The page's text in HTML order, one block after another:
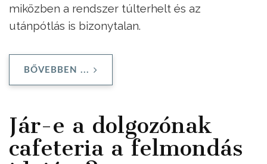
miközben a rendszer túlterhelt és az
utánpótlás is bizonytalan.
BŐVEBBEN ...
Jár-e a dolgozónak
cafeteria a felmondás